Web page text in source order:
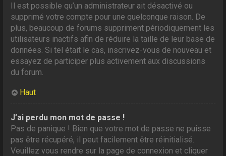
Il est possible qu’un administrateur ait désactivé ou
supprimé votre compte pour une quelconque raison. De
plus, beaucoup de forums suppriment périodiquement les
utilisateurs inactifs afin de réduire la taille de leur base de
données. Si tel était le cas, inscrivez-vous de nouveau et
essayez de participer plus activement aux discussions
du forum.
Haut
J’ai perdu mon mot de passe !
Pas de panique ! Bien que votre mot de passe ne puisse
pas être récupéré, il peut facilement être réinitialisé.
Veuillez vous rendre sur la page de connexion et cliquer